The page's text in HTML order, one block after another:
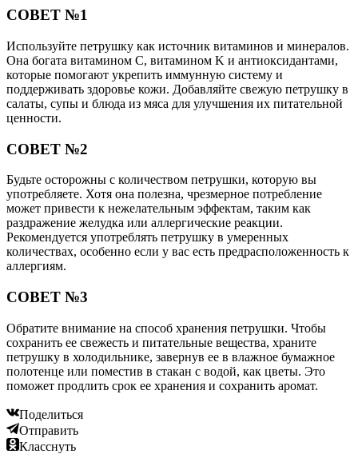
СОВЕТ №1
Используйте петрушку как источник витаминов и минералов.
Она богата витамином C, витамином K и антиоксидантами,
которые помогают укрепить иммунную систему и
поддерживать здоровье кожи. Добавляйте свежую петрушку в
салаты, супы и блюда из мяса для улучшения их питательной
ценности.
СОВЕТ №2
Будьте осторожны с количеством петрушки, которую вы
употребляете. Хотя она полезна, чрезмерное потребление
может привести к нежелательным эффектам, таким как
раздражение желудка или аллергические реакции.
Рекомендуется употреблять петрушку в умеренных
количествах, особенно если у вас есть предрасположенность к
аллергиям.
СОВЕТ №3
Обратите внимание на способ хранения петрушки. Чтобы
сохранить ее свежесть и питательные вещества, храните
петрушку в холодильнике, завернув ее в влажное бумажное
полотенце или поместив в стакан с водой, как цветы. Это
поможет продлить срок ее хранения и сохранить аромат.
Поделиться
Отправить
Класснуть